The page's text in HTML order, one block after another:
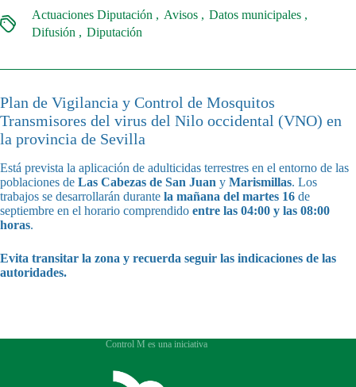
Actuaciones Diputación Avisos
Datos municipales
Difusión
Diputación
Plan de Vigilancia y Control de Mosquitos
Transmisores del virus del Nilo occidental (VNO) en
la provincia de Sevilla
Está prevista la aplicación de adulticidas terrestres en el entorno de las
poblaciones de Las Cabezas de San Juan y Marismillas. Los
trabajos se desarrollarán durante la mañana del martes 16 de
septiembre en el horario comprendido entre las 04:00 y las 08:00
horas.
Evita transitar la zona y recuerda seguir las indicaciones de las
autoridades.
Control M es una iniciativa